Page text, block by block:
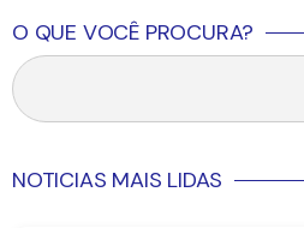
O QUE VOCÊ PROCURA?
NOTICIAS MAIS LIDAS